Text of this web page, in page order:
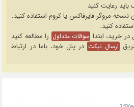
رعایت کنید
سوالات متداول را مطالعه کنید
ارسال تیکت در پنل خود، باما در ارتباط